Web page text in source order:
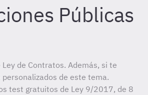
Públicas
de Contratos. Además, si te
de este tema.
test gratuitos de Ley 9/2017, de 8